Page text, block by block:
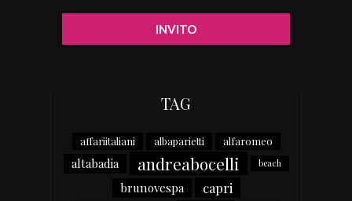
TAG
affariitaliani albaparietti alfaromeo
altabadia andreabocelli beach
brunovespa capri